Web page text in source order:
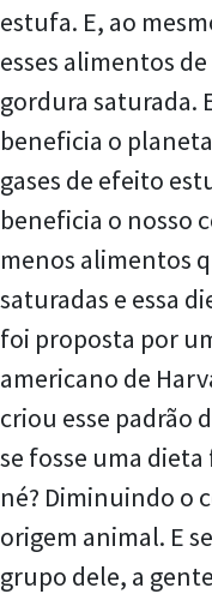
estufa. E, ao
esses alimentos
gordura saturada.
beneficia o
gases de efeito
beneficia o nosso
menos alimentos
saturadas e essa
foi proposta por
americano de
criou esse padrão
se fosse uma
né? Diminuindo o
origem animal. E
grupo dele, a